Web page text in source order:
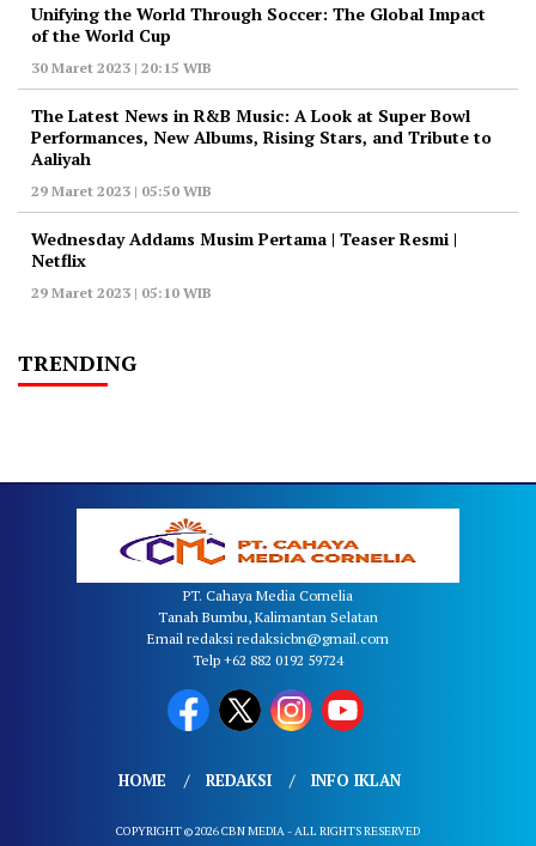
Unifying the World Through Soccer: The Global Impact
of the World Cup
30 Maret 2023 | 20:15 WIB
The Latest News in R&B Music: A Look at Super Bowl
Performances, New Albums, Rising Stars, and Tribute to
Aaliyah
29 Maret 2023 | 05:50 WIB
Wednesday Addams Musim Pertama | Teaser Resmi |
Netflix
29 Maret 2023 | 05:10 WIB
TRENDING
PT. Cahaya Media Cornelia
Tanah Bumbu, Kalimantan Selatan
Email redaksi redaksicbn@gmail.com
Telp +62 882 0192 59724
HOME REDAKSI INFO IKLAN
COPYRIGHT © 2026 CBN MEDIA - ALL RIGHTS RESERVED